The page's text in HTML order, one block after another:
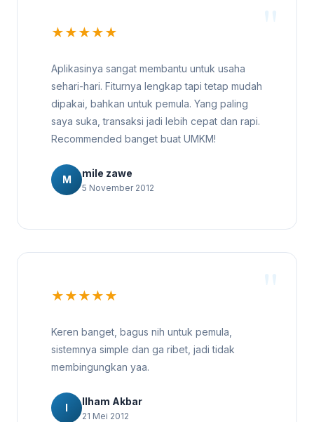
★★★★★
Aplikasinya sangat membantu untuk usaha
sehari-hari. Fiturnya lengkap tapi tetap mudah
dipakai, bahkan untuk pemula. Yang paling
saya suka, transaksi jadi lebih cepat dan rapi.
Recommended banget buat UMKM!
M
mile zawe
5 November 2012
★★★★★
Keren banget, bagus nih untuk pemula,
sistemnya simple dan ga ribet, jadi tidak
membingungkan yaa.
I
Ilham Akbar
21 Mei 2012